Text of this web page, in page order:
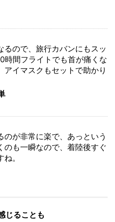
るので、旅行カバンにもスッ
時間フライトでも首が痛くな
イマスクもセットで助かり
が非常に楽で、あっという
のも一瞬なので、着陸後すぐ
。
じることも